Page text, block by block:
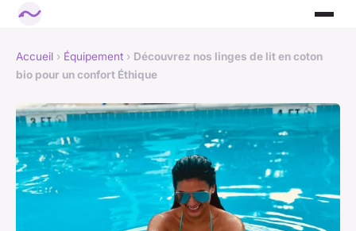
Accueil › Équipement › Découvrez nos linges de lit en coton
bio pour un confort Éthique